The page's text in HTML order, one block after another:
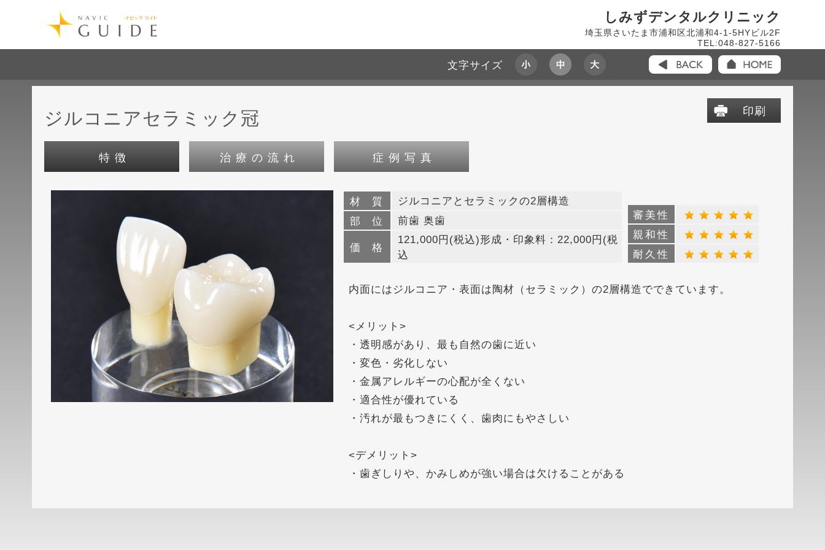
しみずデンタルクリニック
埼玉県さいたま市浦和区北浦和4-1-5HYビル2F
TEL:048-827-5166
文字サイズ
ジルコニアセラミック冠 印刷
特徴 治療の流れ 症例写真
材 質
ジルコニアとセラミックの2層構造
部 位
前歯 奥歯
価 格
121,000円(税込)形成・印象料：22,000円(税
込
審美性
親和性
耐久性
内面にはジルコニア・表面は陶材（セラミック）の2層構造でできています。
<メリット>
・透明感があり、最も自然の歯に近い
・変色・劣化しない
・金属アレルギーの心配が全くない
・適合性が優れている
・汚れが最もつきにくく、歯肉にもやさしい
<デメリット>
・歯ぎしりや、かみしめが強い場合は欠けることがある